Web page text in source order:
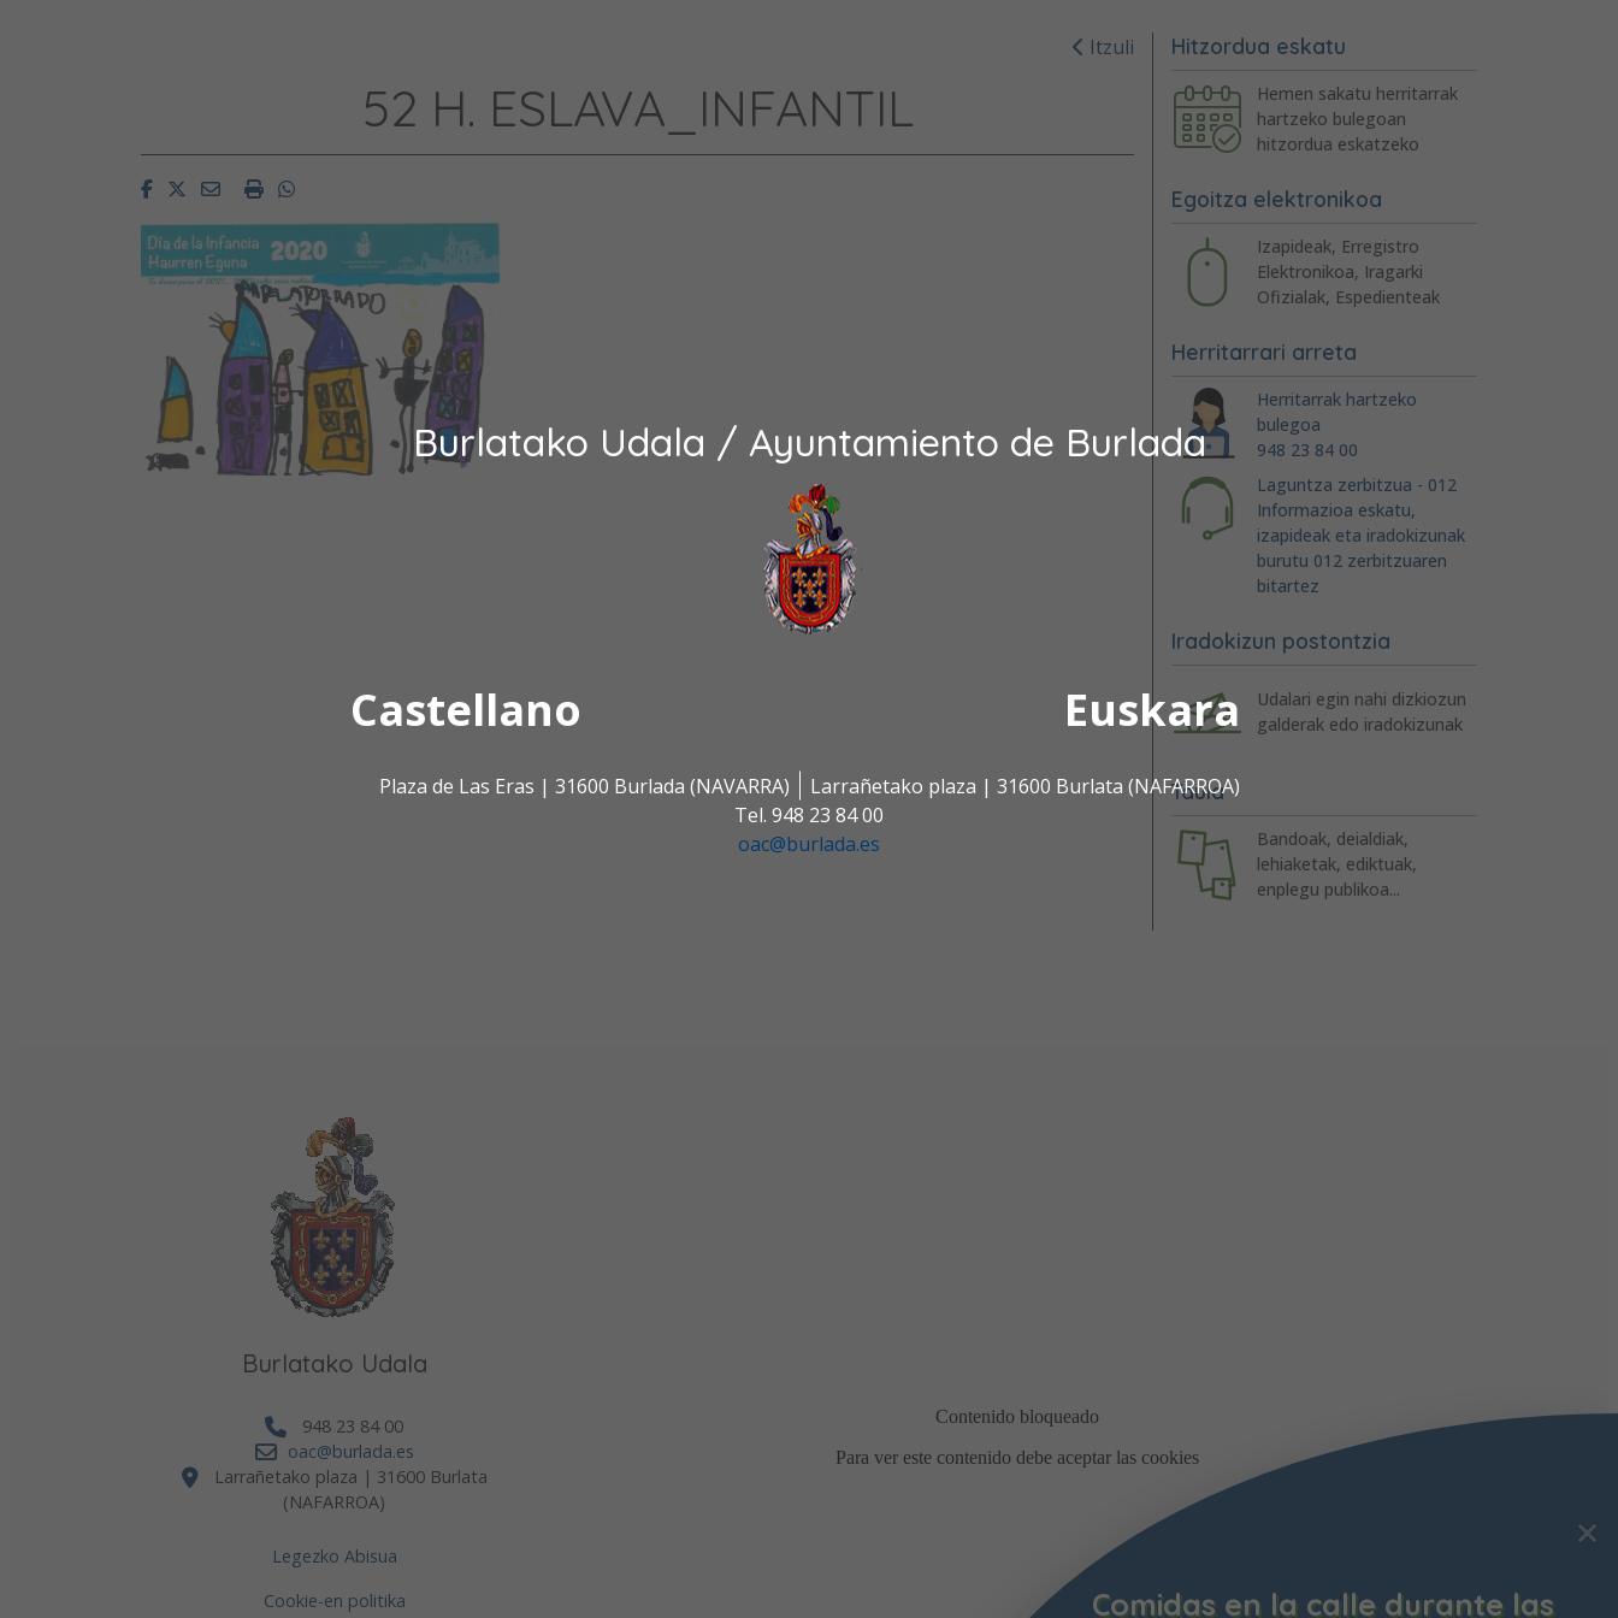
Burlatako Udala / Ayuntamiento de Burlada
Castellano Euskara
Plaza de Las Eras | 31600 Burlada (NAVARRA)
Larrañetako plaza | 31600 Burlata (NAFARROA)
Tel. 948 23 84 00
oac@burlada.es
Comidas en la calle durante las
Itzuli
52 H. ESLAVA_INFANTIL
FacebookTwitterEmailImprimirWhatsapp
Hitzordua eskatu
Hemen sakatu herritarrak
hartzeko bulegoan
hitzordua eskatzeko
Egoitza elektronikoa
Izapideak, Erregistro
Elektronikoa, Iragarki
Ofizialak, Espedienteak
Herritarrari arreta
Herritarrak hartzeko
bulegoa
948 23 84 00
Laguntza zerbitzua - 012
Informazioa eskatu,
izapideak eta iradokizunak
burutu 012 zerbitzuaren
bitartez
Iradokizun postontzia
Udalari egin nahi dizkiozun
galderak edo iradokizunak
Taula
Bandoak, deialdiak,
lehiaketak, ediktuak,
enplegu publikoa...
Burlatako Udala
948 23 84 00
oac@burlada.es
Larrañetako plaza | 31600 Burlata
(NAFARROA)
Legezko Abisua
Cookie-en politika